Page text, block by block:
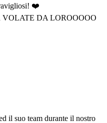
❤️
VOLATE DA LOROOOOO
il suo team durante il nostro